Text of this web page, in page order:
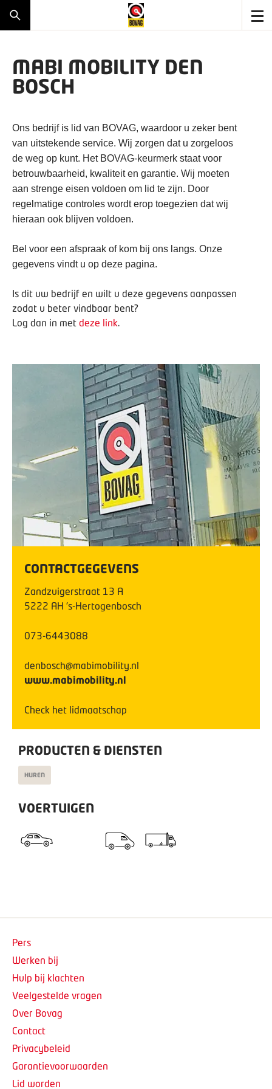
MABI MOBILITY DEN
BOSCH
Ons bedrijf is lid van BOVAG, waardoor u zeker bent
van uitstekende service. Wij zorgen dat u zorgeloos
de weg op kunt. Het BOVAG-keurmerk staat voor
betrouwbaarheid, kwaliteit en garantie. Wij moeten
aan strenge eisen voldoen om lid te zijn. Door
regelmatige controles wordt erop toegezien dat wij
hieraan ook blijven voldoen.
Bel voor een afspraak of kom bij ons langs. Onze
gegevens vindt u op deze pagina.
Is dit uw bedrijf en wilt u deze gegevens aanpassen
zodat u beter vindbaar bent?
Log dan in met deze link.
CONTACTGEGEVENS
Zandzuigerstraat 13 A
5222 AH 's-Hertogenbosch
073-6443088
denbosch@mabimobility.nl
www.mabimobility.nl
Check het lidmaatschap
PRODUCTEN & DIENSTEN
HUREN
VOERTUIGEN
Pers
Werken bij
Hulp bij klachten
Veelgestelde vragen
Over Bovag
Contact
Privacybeleid
Garantievoorwaarden
Lid worden